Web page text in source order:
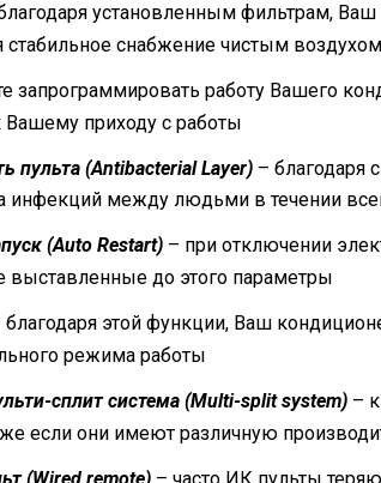
установленным фильтрам,
снабжение чистым воздухом
запрограммировать работу Вашего
Вашему приходу с работы
пульта (Antibacterial Layer) – благодаря
инфекций между людьми в течении
(Auto Restart) – при отключении
выставленные до этого параметры
благодаря этой функции, Ваш
режима работы
сплит система (Multi-split system) –
если они имеют различную